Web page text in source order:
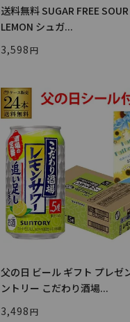
送料無料 SUGAR FREE SOUR
LEMON シュガ...
3,598
父の日 ビール ギフト プレゼ
ントリー こだわり酒場...
3,498